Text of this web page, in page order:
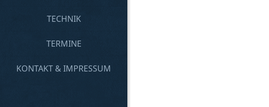
TECHNIK
TERMINE
KONTAKT & IMPRESSUM